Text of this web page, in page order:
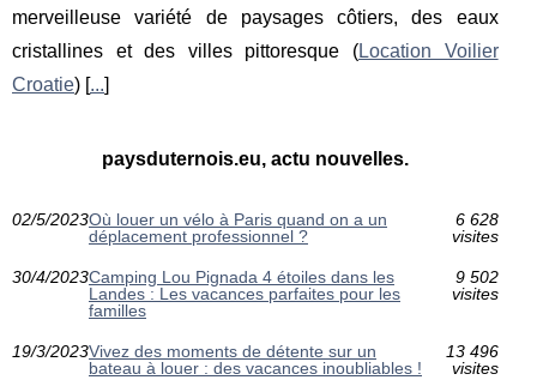
merveilleuse variété de paysages côtiers, des eaux
cristallines et des villes pittoresque (Location Voilier
Croatie) [...]
paysduternois.eu, actu nouvelles.
02/5/2023Où louer un vélo à Paris quand on a un
déplacement professionnel ?
6 628
visites
30/4/2023Camping Lou Pignada 4 étoiles dans les
Landes : Les vacances parfaites pour les
familles
9 502
visites
19/3/2023Vivez des moments de détente sur un
bateau à louer : des vacances inoubliables !
13 496
visites